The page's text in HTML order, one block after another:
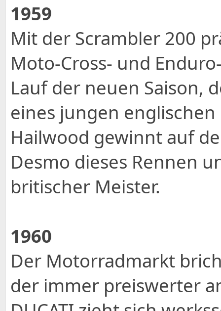
1959
Mit der Scrambler 200
Moto-Cross- und
Lauf der neuen Saison,
eines jungen
Hailwood gewinnt auf
Desmo dieses Rennen
britischer Meister.
1960
Der Motorradmarkt
der immer preiswerter